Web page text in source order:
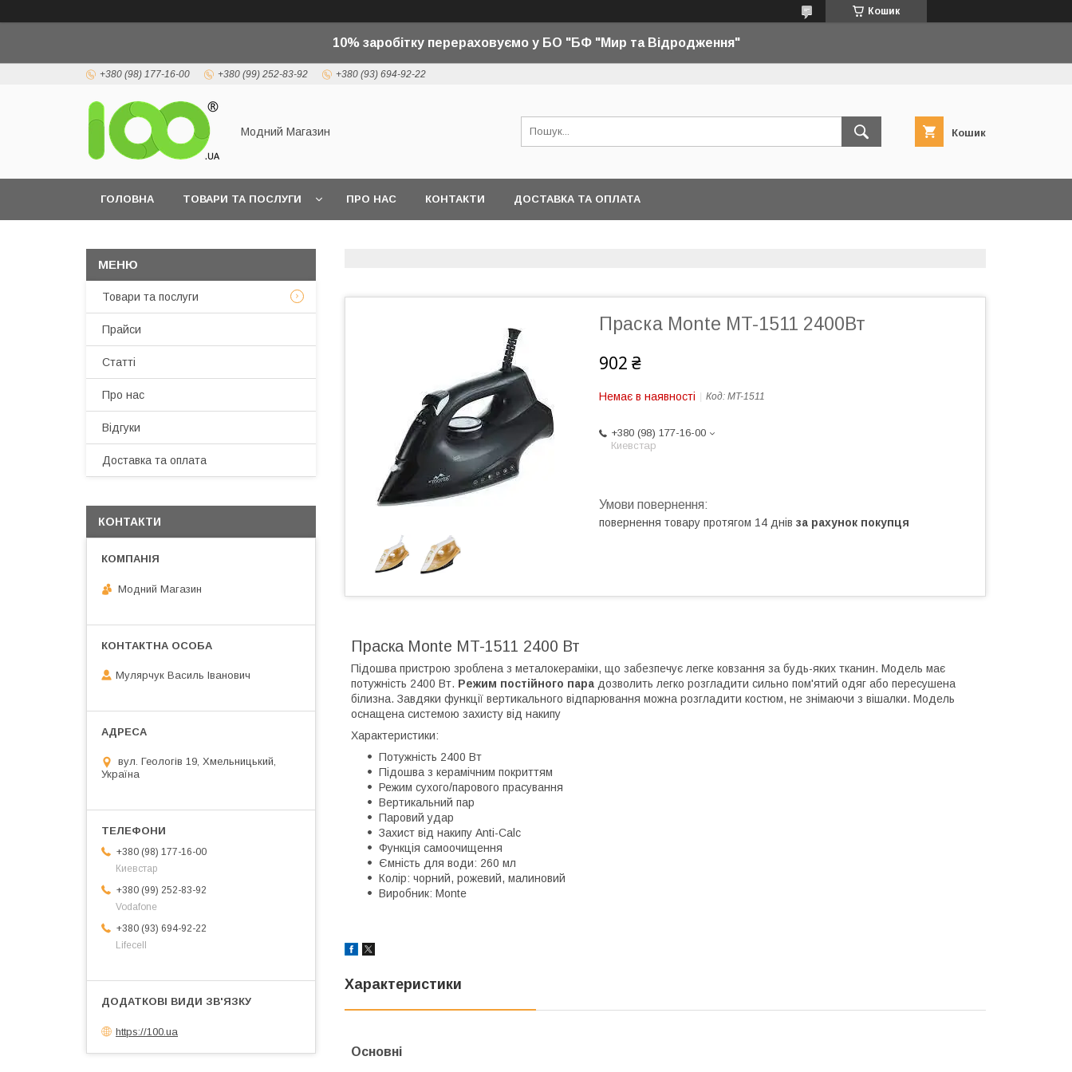
Кошик
10% заробітку перераховуємо у БО "БФ "Мир та Відродження"
+380 (98) 177-16-00 +380 (99) 252-83-92 +380 (93) 694-92-22
Модний Магазин Кошик
ГОЛОВНА ТОВАРИ ТА ПОСЛУГИ ПРО НАС КОНТАКТИ ДОСТАВКА ТА ОПЛАТА
Праска Monte MT-1511 2400Вт
902 ₴
Немає в наявності Код: MT-1511
+380 (98) 177-16-00
Киевстар
повернення товару протягом 14 днів за рахунок покупця
Праска Monte MT-1511 2400 Вт
Підошва пристрою зроблена з металокераміки, що забезпечує легке ковзання за будь-яких тканин. Модель має
потужність 2400 Вт. Режим постійного пара дозволить легко розгладити сильно пом'ятий одяг або пересушена
білизна. Завдяки функції вертикального відпарювання можна розгладити костюм, не знімаючи з вішалки. Модель
оснащена системою захисту від накипу
Характеристики:
Потужність 2400 Вт
Підошва з керамічним покриттям
Режим сухого/парового прасування
Вертикальний пар
Паровий удар
Захист від накипу Anti-Calc
Функція самоочищення
Ємність для води: 260 мл
Колір: чорний, рожевий, малиновий
Виробник: Monte
Характеристики
Основні
Товари та послуги
Прайси
Статті
Про нас
Відгуки
Доставка та оплата
КОНТАКТИ
Модний Магазин
Мулярчук Василь Іванович
вул. Геологів 19, Хмельницький,
Україна
+380 (98) 177-16-00
Киевстар
+380 (99) 252-83-92
Vodafone
+380 (93) 694-92-22
Lifecell
https://100.ua